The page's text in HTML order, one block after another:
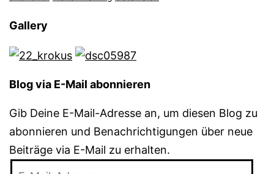
Gallery
Blog via E-Mail abonnieren
Gib Deine E-Mail-Adresse an, um diesen Blog zu
abonnieren und Benachrichtigungen über neue
Beiträge via E-Mail zu erhalten.